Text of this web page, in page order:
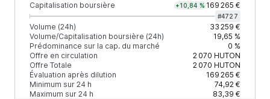
Capitalisation boursière +10,84 % 169 265 €
#4727
Volume (24h)
33 259 €
Volume/Capitalisation boursière (24h)
19,65 %
Prédominance sur la cap. du marché
0 %
Offre en circulation
2 070 HUTON
Offre Totale
2 070 HUTON
Évaluation après dilution
169 265 €
Minimum sur 24 h
74,92 €
Maximum sur 24 h
83,39 €